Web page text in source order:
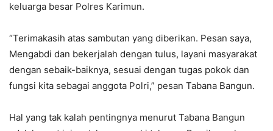
keluarga besar Polres Karimun.
“Terimakasih atas sambutan yang diberikan. Pesan saya,
Mengabdi dan bekerjalah dengan tulus, layani masyarakat
dengan sebaik-baiknya, sesuai dengan tugas pokok dan
fungsi kita sebagai anggota Polri,” pesan Tabana Bangun.
Hal yang tak kalah pentingnya menurut Tabana Bangun